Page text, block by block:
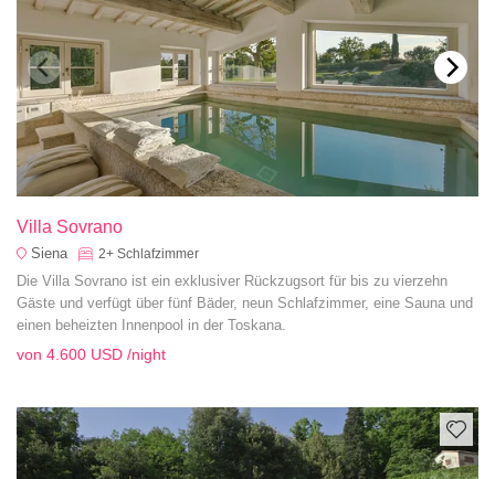
Villa Sovrano
Siena 2+ Schlafzimmer
Die Villa Sovrano ist ein exklusiver Rückzugsort für bis zu vierzehn
Gäste und verfügt über fünf Bäder, neun Schlafzimmer, eine Sauna und
einen beheizten Innenpool in der Toskana.
von 4.600 USD /night